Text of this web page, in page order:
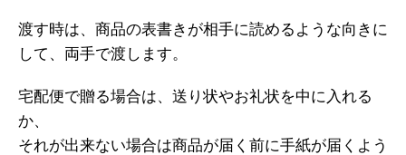
渡す時は、商品の表書きが相手に読めるような向きに
して、両手で渡します。
宅配便で贈る場合は、送り状やお礼状を中に入れる
か、
それが出来ない場合は商品が届く前に手紙が届くよう